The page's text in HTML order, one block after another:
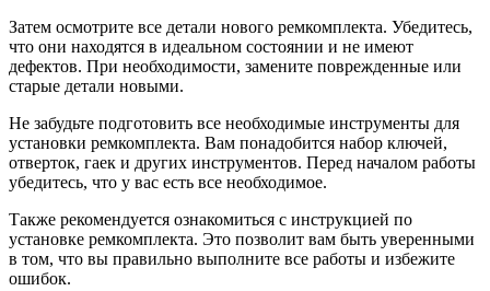
Затем осмотрите все детали нового ремкомплекта. Убедитесь,
что они находятся в идеальном состоянии и не имеют
дефектов. При необходимости, замените поврежденные или
старые детали новыми.
Не забудьте подготовить все необходимые инструменты для
установки ремкомплекта. Вам понадобится набор ключей,
отверток, гаек и других инструментов. Перед началом работы
убедитесь, что у вас есть все необходимое.
Также рекомендуется ознакомиться с инструкцией по
установке ремкомплекта. Это позволит вам быть уверенными
в том, что вы правильно выполните все работы и избежите
ошибок.